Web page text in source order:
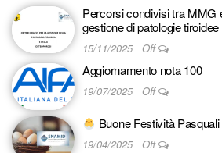
Percorsi condivisi tra MMG
gestione di patologie
15/11/2025 Off
Aggiornamento nota 100
19/07/2025 Off
Buone Festività
19/04/2025 Off